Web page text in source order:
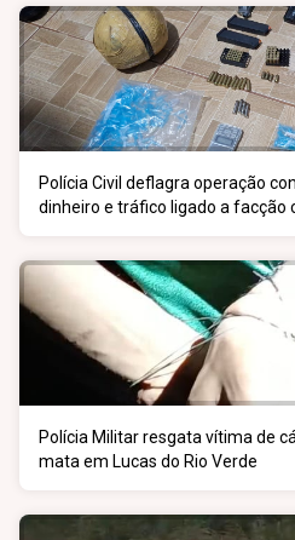
Polícia Civil deflagra operação
dinheiro e tráfico ligado a facção
Polícia Militar resgata vítima de
mata em Lucas do Rio Verde